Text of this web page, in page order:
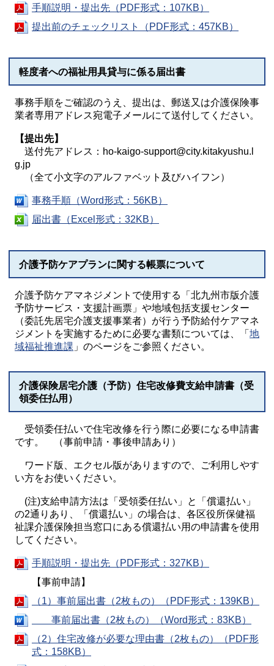
手順説明・提出先（PDF形式：107KB）
提出前のチェックリスト（PDF形式：457KB）
軽度者への福祉用具貸与に係る届出書
事務手順をご確認のうえ、提出は、郵送又は介護保険事
業者専用アドレス宛電子メールにて送付してください。
【提出先】
送付先アドレス： ho-kaigo-support@city.kitakyushu.l
g.jp
（全て小文字のアルファベット及びハイフン）
事務手順（Word形式：56KB）
届出書（Excel形式：32KB）
介護予防ケアプランに関する帳票について
介護予防ケアマネジメントで使用する「北九州市版介護
予防サービス・支援計画票」や地域包括支援センター
（委託先居宅介護支援事業者）が行う予防給付ケアマネ
ジメントを実施するために必要な書類については、「 地
域福祉推進課 」のページをご参照ください。
介護保険居宅介護（予防）住宅改修費支給申請書（受
領委任払用）
受領委任払いで住宅改修を行う際に必要になる申請書
です。 （事前申請・事後申請あり）
ワード版、エクセル版がありますので、ご利用しやす
い方をお使いください。
(注)支給申請方法は「受領委任払い」と「償還払い」
の2通りあり、「償還払い」の場合は、各区役所保健福
祉課介護保険担当窓口にある償還払い用の申請書を使用
してください。
手順説明・提出先（PDF形式：327KB）
【事前申請】
（1）事前届出書（2枚もの）（PDF形式：139KB）
事前届出書（2枚もの）（Word形式：83KB）
（2）住宅改修が必要な理由書（2枚もの）（PDF形
式：158KB）